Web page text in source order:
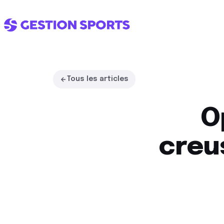
Un club.
Quatre modules connectés,
concepts de club. Vous
Tous les articles